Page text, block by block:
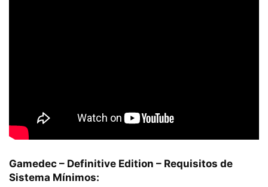
Gamedec – Definitive Edition – Requisitos de
Sistema Mínimos: